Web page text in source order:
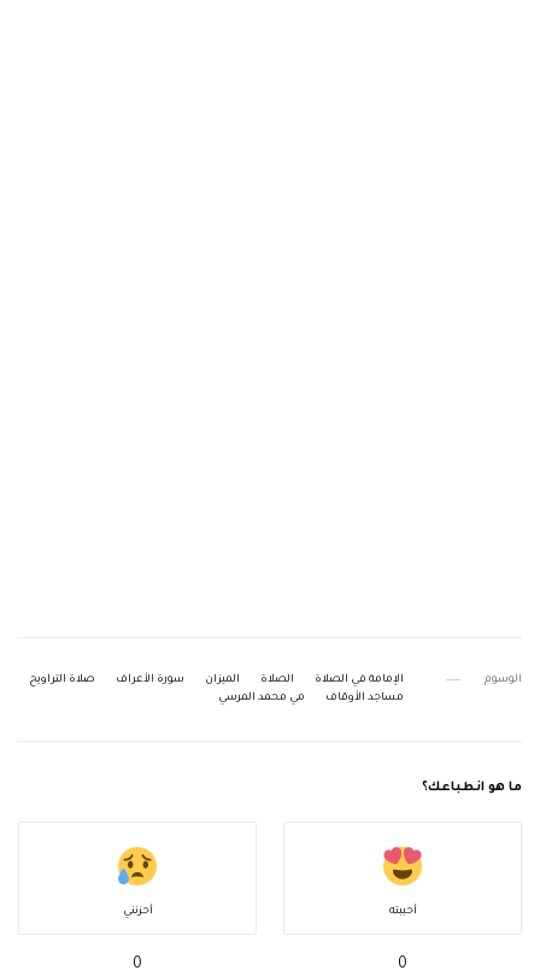
الوسوم الإمامة في الصلاة الصلاة الميزان سورة الأعراف
صلاة التراويح
مساجد الأوقاف
مي محمد المرسي
ما هو انطباعك؟
أحببته
0
أحزنني
0